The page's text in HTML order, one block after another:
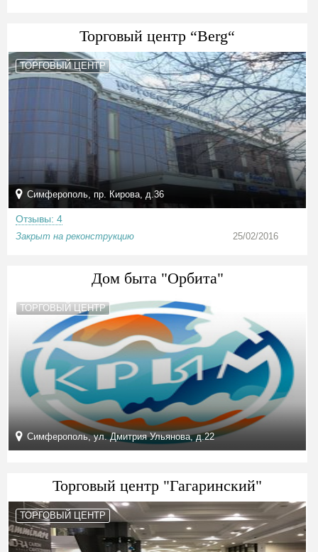
Торговый центр “Berg“
ТОРГОВЫЙ ЦЕНТР
Симферополь, пр. Кирова, д.36
Отзывы: 4
Закрыт на реконструкцию 25/02/2016
Дом быта "Орбита"
ТОРГОВЫЙ ЦЕНТР
Симферополь, ул. Дмитрия Ульянова, д.22
Торговый центр "Гагаринский"
ТОРГОВЫЙ ЦЕНТР